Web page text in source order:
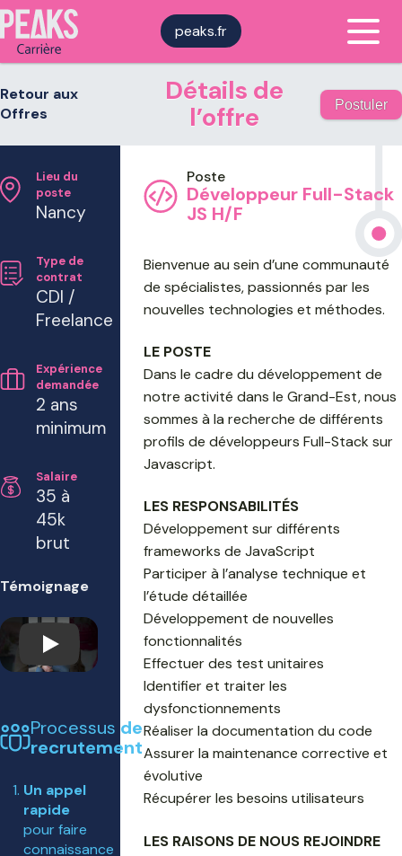
peaks.fr
Retour aux
Offres
Détails de
l’offre
Postuler
Lieu du
poste
Nancy
Type de
contrat
CDI /
Freelance
Expérience
demandée
2 ans
minimum
Salaire
35 à
45k
brut
Témoignage
Play
Processus de
recrutement
Un appel
rapide
pour faire
connaissance
Développeur Full-Stack
JS H/F
Bienvenue au sein d’une communauté
de spécialistes, passionnés par les
nouvelles technologies et méthodes.
LE POSTE
Dans le cadre du développement de
notre activité dans le Grand-Est, nous
sommes à la recherche de différents
profils de développeurs Full-Stack sur
Javascript.
LES RESPONSABILITÉS
Développement sur différents
frameworks de JavaScript
Participer à l’analyse technique et
l’étude détaillée
Développement de nouvelles
fonctionnalités
Effectuer des test unitaires
Identifier et traiter les
dysfonctionnements
Réaliser la documentation du code
Assurer la maintenance corrective et
évolutive
Récupérer les besoins utilisateurs
LES RAISONS DE NOUS REJOINDRE